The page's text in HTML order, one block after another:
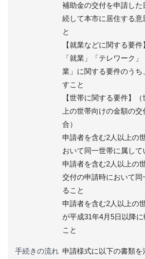
補助金の交付を申請した
続して本市に居住する意
と
【就業などに関する要件】
「就業」「テレワーク
業」に関する要件のうち
すこと
【世帯に関する要件】
上の世帯向けの金額の
合）
申請者を含む2人以上の
おいて同一世帯に属して
申請者を含む2人以上の
交付の申請時において同
ること
申請者を含む2人以上の
が平成31年4月5日以降
こと
手続きの流れ 申請様式に以下の書類を